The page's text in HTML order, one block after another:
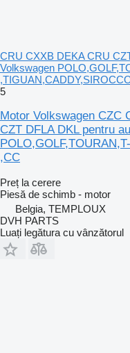
CRU CXXB DEKA CRU
Volkswagen
5
Motor Volkswagen CZC
CZT DFLA DKL pentru
,CC
Preț la cerere
Piesă de schimb - motor
Belgia, TEMPLOUX
DVH PARTS
Luați legătura cu vânzătorul